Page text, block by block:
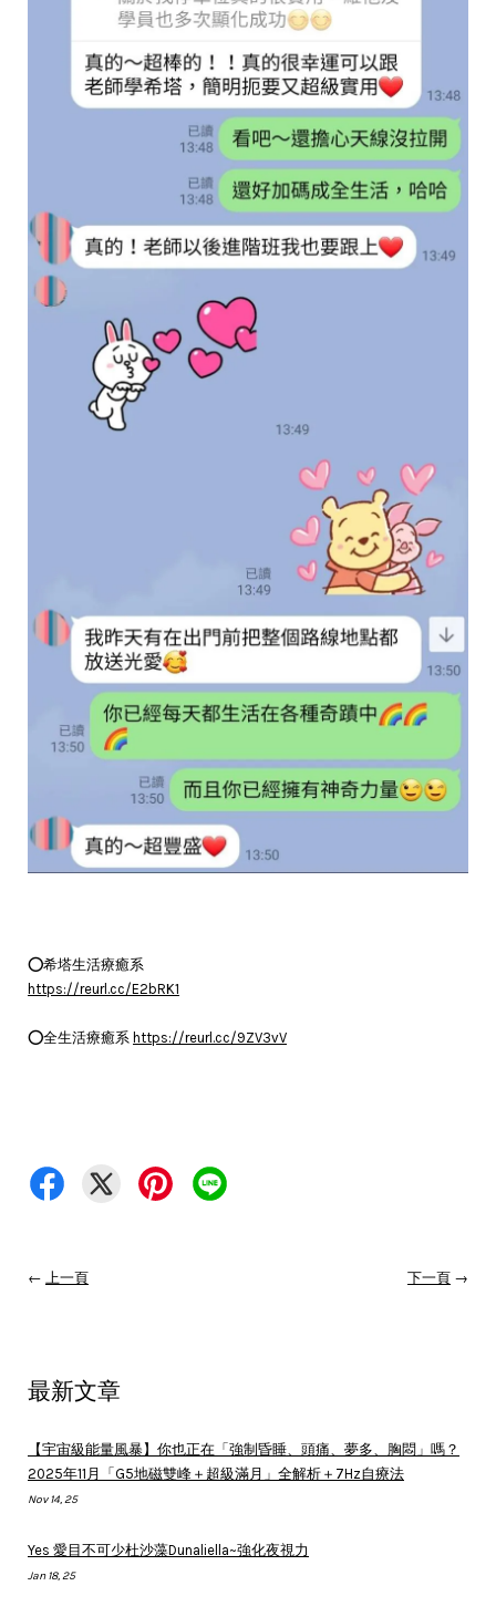
⭕️希塔生活療癒系
https://reurl.cc/E2bRK1
⭕️全生活療癒系 https://reurl.cc/9ZV3vV
← 上一頁 下一頁 →
最新文章
【宇宙級能量風暴】你也正在「強制昏睡、頭痛、夢多、胸悶」嗎？
2025年11月「G5地磁雙峰＋超級滿月」全解析＋7Hz自療法
Nov 14, 25
Yes 愛目不可少杜沙藻Dunaliella~強化夜視力
Jan 18, 25